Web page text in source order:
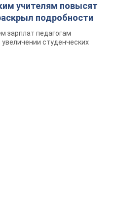
учителям повысят
подробности
зарплат педагогам
студенческих